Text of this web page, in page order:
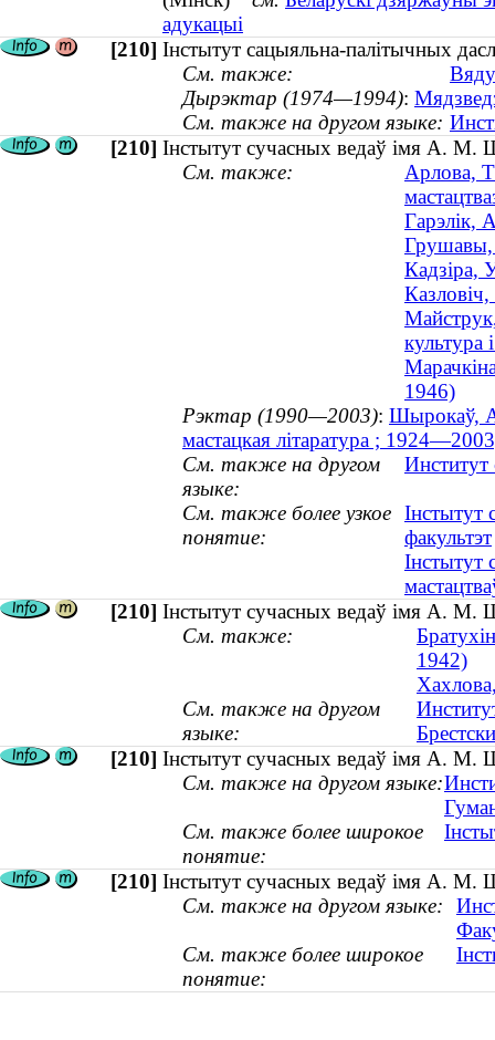
адукацыі
[210] Інстытут сацыяльна-палітычных
См. также:
Дырэктар (1974—1994):
См. также на другом языке:
[210] Інстытут сучасных ведаў імя А. М.
См. также:
Арлова,
Гарэлік,
Грушавы,
Кадзіра,
культура
1946)
Рэктар (1990—2003): Шырокаў,
мастацкая літаратура ;
См. также на другом
языке:
См. также более узкое
понятие:
факультэт
[210] Інстытут сучасных ведаў імя А. М.
См. также:
1942)
См. также на другом
языке:
[210] Інстытут сучасных ведаў імя А. М.
См. также на другом языке:
См. также более широкое
понятие:
[210] Інстытут сучасных ведаў імя А. М.
См. также на другом языке:
См. также более широкое
понятие: